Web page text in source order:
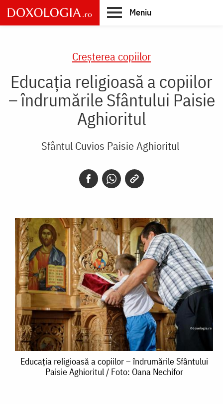
Skip
to
main
Meniu
Creşterea copiilor
Educația religioasă a copiilor
– îndrumările Sfântului Paisie
Aghioritul
Sfântul Cuvios Paisie Aghioritul
Educația
religioasă
Educația religioasă a copiilor – îndrumările Sfântului
Paisie Aghioritul / Foto: Oana Nechifor